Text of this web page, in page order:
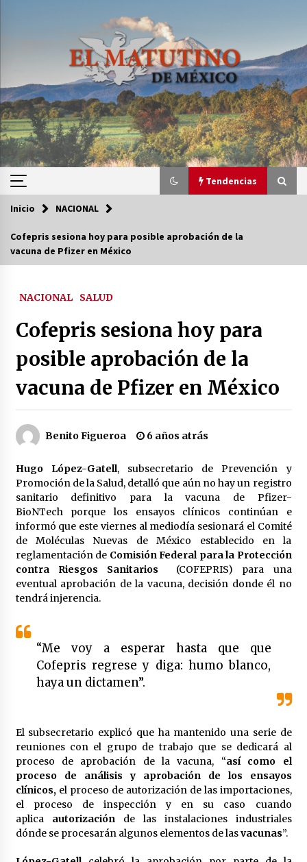
Tendencias
Tendencias
Héctor Díaz-Polanco renuncia a la presidencia
de Morena en la CDMX
SMN alerta por lluvias intensas, granizo y calor
extremo en gran parte de México
3 semanas atrás
Detienen a funcionario por presunto homicidio
del periodista Josué Martínez
3 semanas atrás
CNTE anuncia paso gratuito en peajes de CDMX
y acciones en 20 estados
2 meses atrás
2 meses atrás
Sheinbaum descarta reunión entre CNTE y
Zar antidrogas de EE.UU.: “vamos por los
políticos mexicanos que protegen al narco”
2 meses atrás
Trump anuncia acuerdo con Irán y el fin de
operaciones militares entre ambos países
2 meses atrás
Inicio NACIONAL
Cofepris sesiona hoy para posible aprobación de la
vacuna de Pfizer en México
NACIONAL SALUD
Cofepris sesiona hoy para
posible aprobación de la
vacuna de Pfizer en México
Benito Figueroa 6 años atrás
Hugo López-Gatell, subsecretario de Prevención y
Promoción de la Salud, detalló que aún no hay un registro
sanitario definitivo para la vacuna de Pfizer-
BioNTech porque los ensayos clínicos continúan e
informó que este viernes al mediodía sesionará el Comité
de Moléculas Nuevas de México establecido en la
reglamentación de Comisión Federal para la Protección
contra Riesgos Sanitarios (COFEPRIS) para una
eventual aprobación de la vacuna, decisión donde él no
tendrá injerencia.
“Me voy a esperar hasta que que
Cofepris regrese y diga: humo blanco,
haya un dictamen”.
El subsecretario explicó que ha mantenido una serie de
reuniones con el grupo de trabajo que se dedicará al
proceso de aprobación de la vacuna, “así como el
proceso de análisis y aprobación de los ensayos
clínicos,el proceso de autorización de las importaciones,
el proceso de inspección y en su caso cuando
aplica autorización de las instalaciones industriales
dónde se procesarán algunos elementos de lasvacunas”.